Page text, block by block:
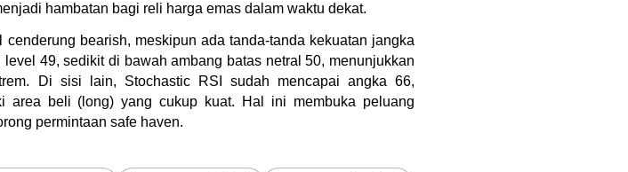
hambatan bagi reli harga emas dalam waktu dekat.
bearish, meskipun ada tanda-tanda kekuatan jangka
49, sedikit di bawah ambang batas netral 50, menunjukkan
Di sisi lain, Stochastic RSI sudah mencapai angka 66,
area beli (long) yang cukup kuat. Hal ini membuka peluang
permintaan safe haven.